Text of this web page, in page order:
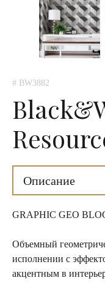
# BW3882
Описание
GRAPHIC GEO
Объемный
исполнении с
акцентным в